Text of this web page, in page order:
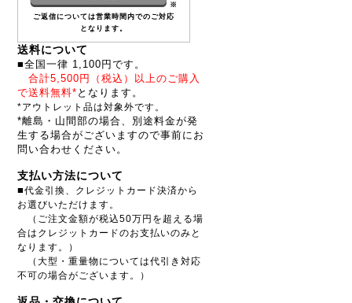
※
ご返信については営業時間内でのご対応
となります。
送料について
■全国一律 1,100円です。
合計5,500円（税込）以上のご購入
で送料無料* となります。
*アウトレット品は対象外です。
*離島・山間部の場合、別途料金が発
生する場合がございますので事前にお
問い合わせください。
支払い方法について
■代金引換、クレジットカード決済から
お選びいただけます。
（ご注文金額が税込50万円を超える場
合はクレジットカードのお支払いのみと
なります。）
（大型・重量物については代引き対応
不可の場合がございます。）